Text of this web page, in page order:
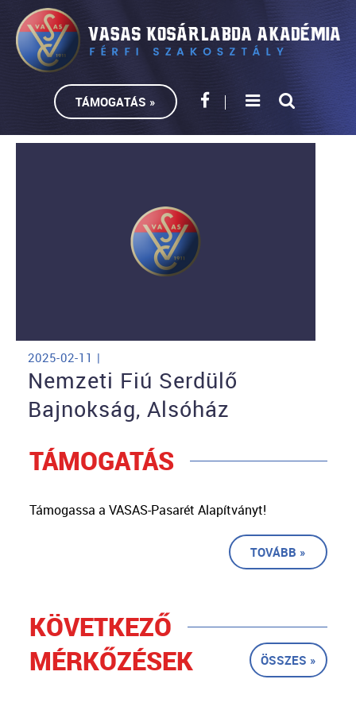
TÁMOGATÁS »
2025-02-11 |
Nemzeti Fiú Serdülő
Bajnokság, Alsóház
TÁMOGATÁS
Támogassa a VASAS-Pasarét Alapítványt!
TOVÁBB »
KÖVETKEZŐ
MÉRKŐZÉSEK
ÖSSZES »